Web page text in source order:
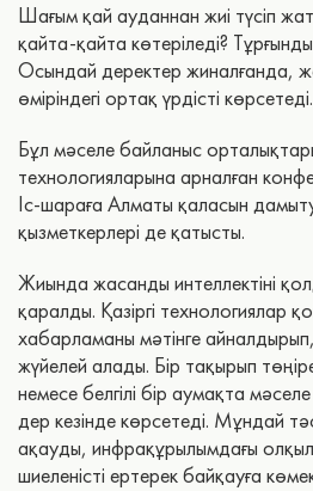
Шағым қай ауданнан жиі түсіп
қайта-қайта көтеріледі?
Осындай деректер жиналғанда,
өміріндегі ортақ үрдісті көрсетеді.
Бұл мәселе байланыс
технологияларына арналған
Іс-шараға Алматы қаласын
қызметкерлері де қатысты.
Жиында жасанды интеллектіні
қаралды. Қазіргі технологиялар
хабарламаны мәтінге
жүйелей алады. Бір тақырып
немесе белгілі бір аумақта
дер кезінде көрсетеді. Мұндай
ақауды, инфрақұрылымдағы
шиеленісті ертерек байқауға